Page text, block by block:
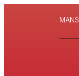
MANS